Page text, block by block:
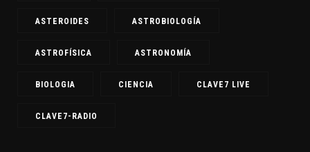
ASTEROIDES ASTROBIOLOGÍA
ASTROFÍSICA ASTRONOMÍA
BIOLOGIA CIENCIA CLAVE7 LIVE
CLAVE7-RADIO